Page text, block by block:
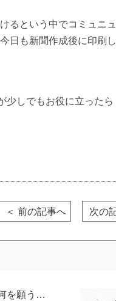
るという中でコミュニ
日も新聞作成後に印刷
少しでもお役に立った
＜ 前の記事へ 次の
を願う…